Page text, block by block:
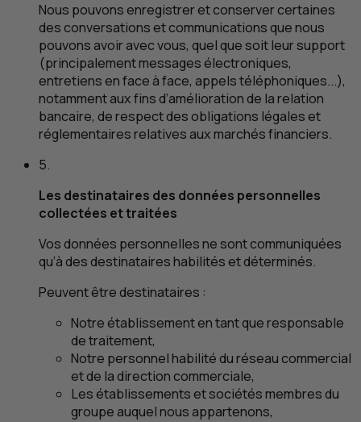
Nous pouvons enregistrer et conserver certaines
des conversations et communications que nous
pouvons avoir avec vous, quel que soit leur support
(principalement messages électroniques,
entretiens en face à face, appels téléphoniques...),
notamment aux fins d’amélioration de la relation
bancaire, de respect des obligations légales et
réglementaires relatives aux marchés financiers.
5.
Les destinataires des données personnelles
collectées et traitées
Vos données personnelles ne sont communiquées
qu’à des destinataires habilités et déterminés.
Peuvent être destinataires :
Notre établissement en tant que responsable
de traitement,
Notre personnel habilité du réseau commercial
et de la direction commerciale,
Les établissements et sociétés membres du
groupe auquel nous appartenons,